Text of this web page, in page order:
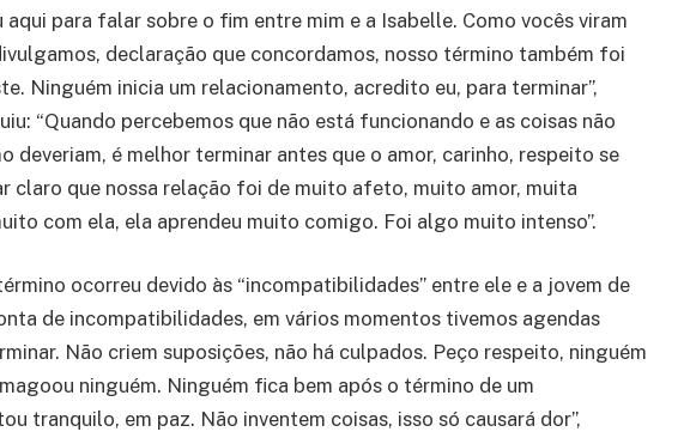
aqui para falar sobre o fim entre mim e a Isabelle. Como vocês viram
declaração que concordamos, nosso término também foi
Ninguém inicia um relacionamento, acredito eu, para terminar”,
“Quando percebemos que não está funcionando e as coisas não
deveriam, é melhor terminar antes que o amor, carinho, respeito se
claro que nossa relação foi de muito afeto, muito amor, muita
com ela, ela aprendeu muito comigo. Foi algo muito intenso”.
ocorreu devido às “incompatibilidades” entre ele e a jovem de
de incompatibilidades, em vários momentos tivemos agendas
Não criem suposições, não há culpados. Peço respeito, ninguém
ninguém. Ninguém fica bem após o término de um
tranquilo, em paz. Não inventem coisas, isso só causará dor”,